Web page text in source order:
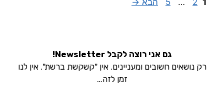
גם אני רוצה לקבל Newsletter!
רק נושאים חשובים ומעניינים. אין "קשקשת ברשת". אין לנו
זמן לזה…